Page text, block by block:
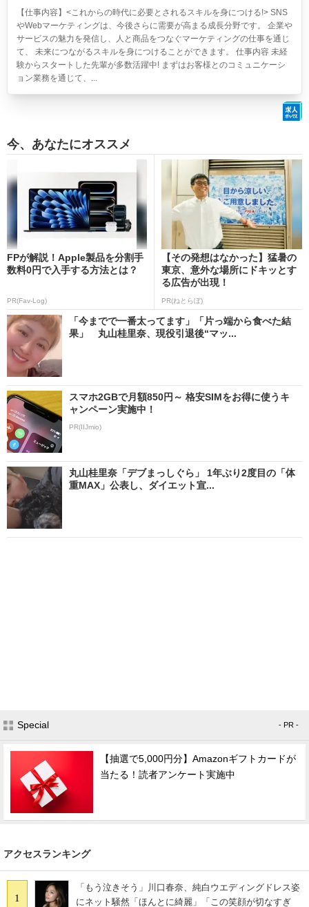
【仕事内容】<これからの時代に必要とされるスキルを身につける!> SNS
やWebマーケティングは、今後さらに需要が高まる成長分野です。 企業や
サービスの魅力を発信し、人と商品をつなぐマーケティングの仕事を通じ
て、 未来につながるスキルを身につけることができます。 仕事内容 未経
験からスタートした先輩が多数活躍中! まずはお客様とのコミュニケーシ
ョン業務を通じて、...
今、あなたにオススメ
FPが解説！Apple製品を分割手
数料0円で入手する方法とは？
PR(Fav-Log)
【その発想はなかった】猛暑の
東京、意外な場所にドキッとす
る広告が出現！
PR(ねとらぼ)
「今までで一番太ってます」「片っ端から食べた結
果」 丸山桂里奈、現役引退後“マッ...
スマホ2GBで月額850円～ 格安SIMをお得に使うキ
ャンペーン実施中！
PR(IIJmio)
丸山桂里奈「デブまっしぐら」 1年ぶり2度目の「体
重MAX」公表し、ダイエット宣...
Special - PR -
【抽選で5,000円分】Amazonギフトカードが
当たる！読者アンケート実施中
アクセスランキング
1
「もう泣きそう」川口春奈、純白ウエディングドレス姿
にネット騒然「ほんとに綺麗」「この笑顔が切なすぎ